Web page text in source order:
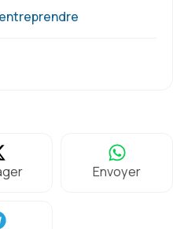
Envoyer